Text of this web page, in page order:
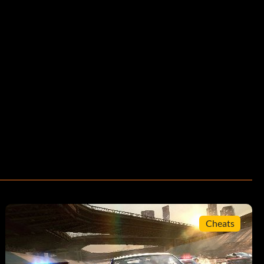
Cheats